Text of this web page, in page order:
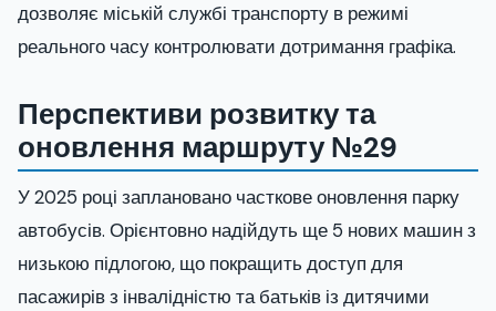
дозволяє міській службі транспорту в режимі
реального часу контролювати дотримання графіка.
Перспективи розвитку та
оновлення маршруту №29
У 2025 році заплановано часткове оновлення парку
автобусів. Орієнтовно надійдуть ще 5 нових машин з
низькою підлогою, що покращить доступ для
пасажирів з інвалідністю та батьків із дитячими